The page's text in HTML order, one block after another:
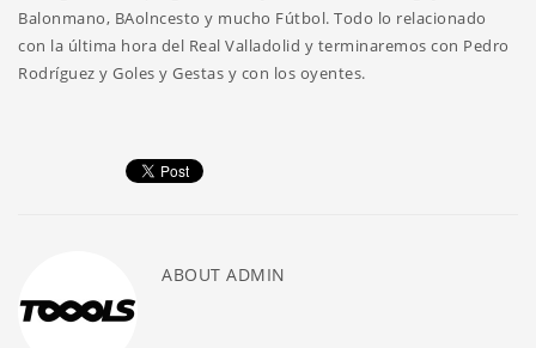
Balonmano, BAolncesto y mucho Fútbol. Todo lo relacionado
con la última hora del Real Valladolid y terminaremos con Pedro
Rodríguez y Goles y Gestas y con los oyentes.
ABOUT ADMIN